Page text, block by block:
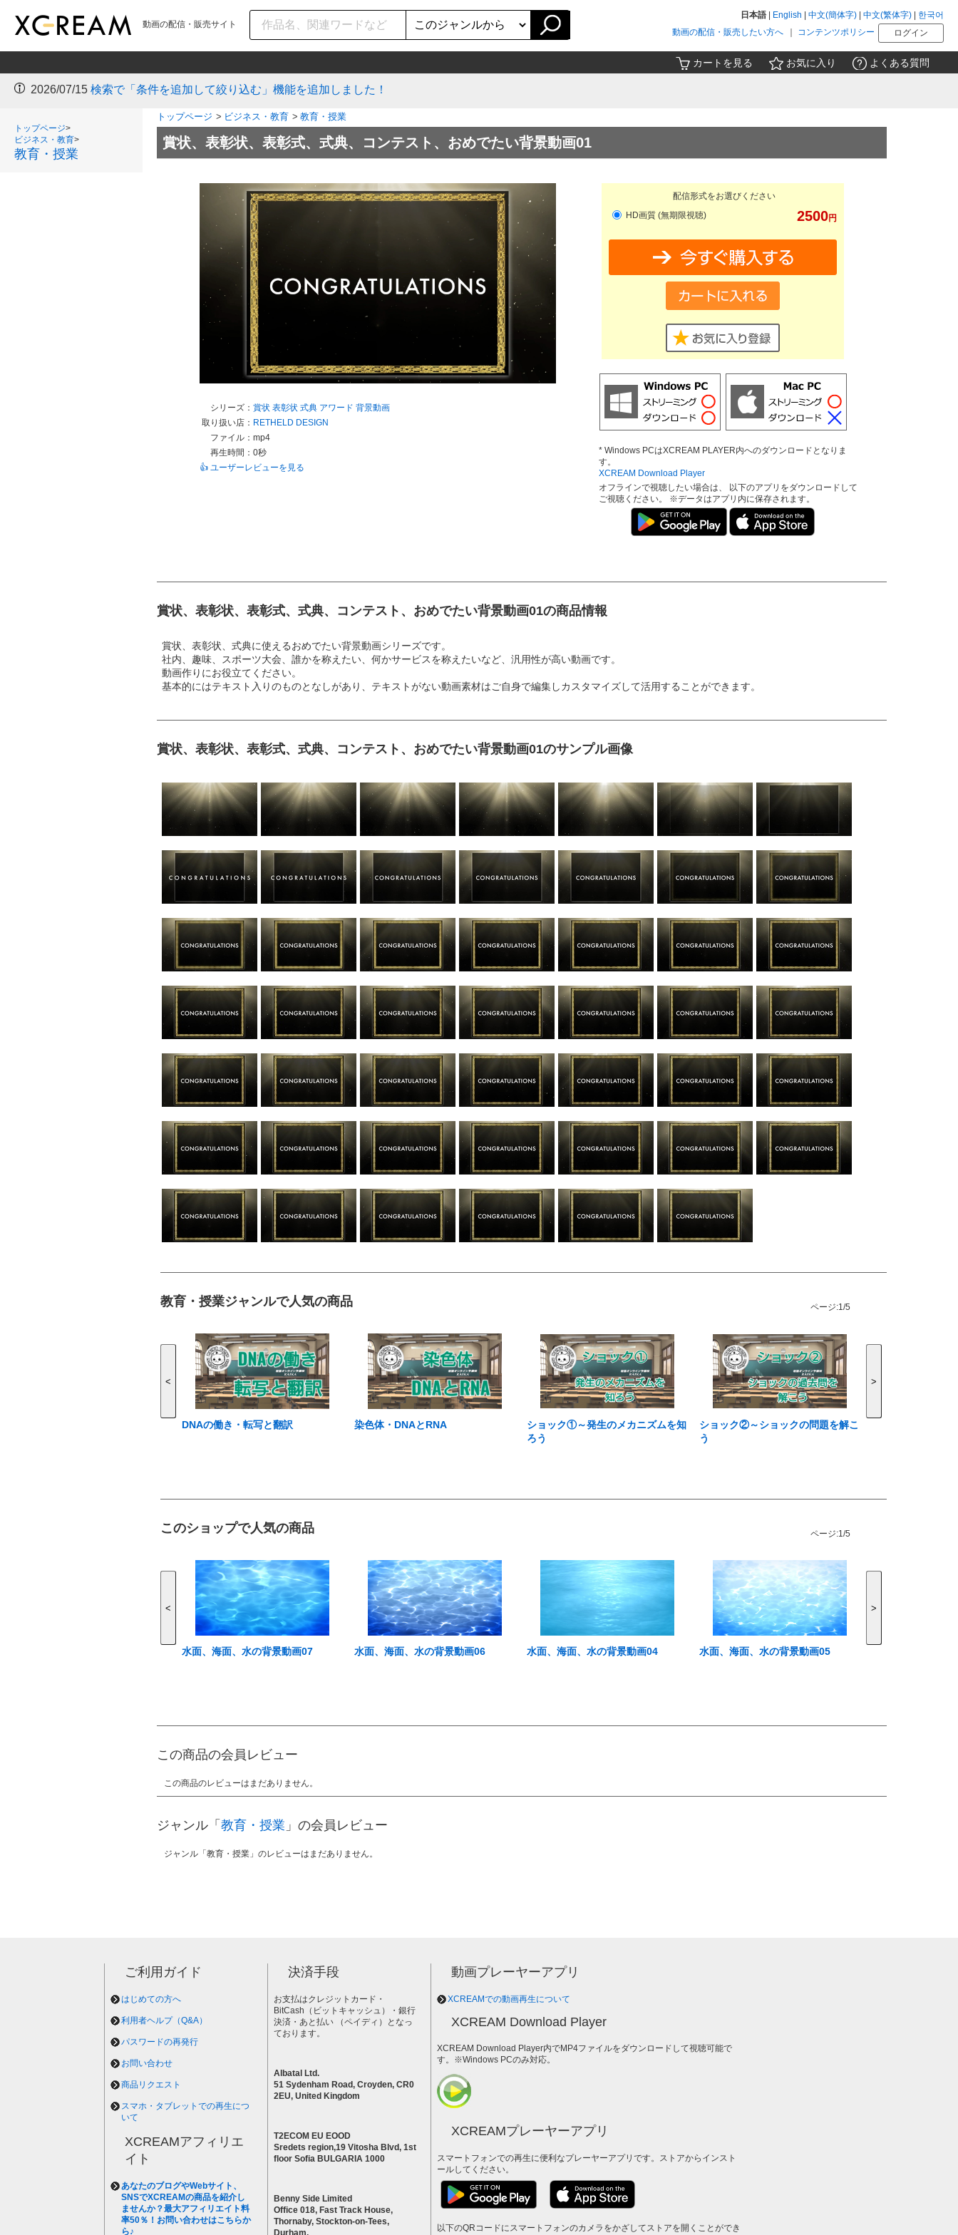
日本語 English 中文(簡体字) 中文(繁体字)
한국어
動画の配信・販売サイト
ログイン
コンテンツポリシー
動画の配信・販売したい方へ
カートを見る お気に入り よくある質問
2026/07/15 検索で「条件を追加して絞り込む」機能を追加しました！
トップページ>
ビジネス・教育>
教育・授業
トップページ > ビジネス・教育 > 教育・授業
賞状、表彰状、表彰式、式典、コンテスト、おめでたい背景動画01
シリーズ： 賞状 表彰状 式典 アワード 背景動画
取り扱い店： RETHELD DESIGN
ファイル： mp4
再生時間： 0秒
👍 ユーザーレビューを見る
配信形式をお選びください
2500円
HD画質 (無期限視聴)
* Windows PCはXCREAM PLAYER内へのダウンロードとなりま
す。
XCREAM Download Player
オフラインで視聴したい場合は、 以下のアプリをダウンロードして
ご視聴ください。 ※データはアプリ内に保存されます。
賞状、表彰状、表彰式、式典、コンテスト、おめでたい背景動画01の商品情報
賞状、表彰状、式典に使えるおめでたい背景動画シリーズです。
社内、趣味、スポーツ大会、誰かを称えたい、何かサービスを称えたいなど、汎用性が高い動画です。
動画作りにお役立てください。
基本的にはテキスト入りのものとなしがあり、テキストがない動画素材はご自身で編集しカスタマイズして活用することができます。
賞状、表彰状、表彰式、式典、コンテスト、おめでたい背景動画01のサンプル画像
教育・授業ジャンルで人気の商品 ページ:1/5
<
DNAの働き・転写と翻訳 染色体・DNAとRNA
ショック①～発生のメカニズムを知
ろう
ショック②～ショックの問題を解こ
う
>
このショップで人気の商品 ページ:1/5
<
水面、海面、水の背景動画07 水面、海面、水の背景動画06 水面、海面、水の背景動画04 水面、海面、水の背景動画05
>
この商品の会員レビュー
この商品のレビューはまだありません。
ジャンル「 教育・授業 」の会員レビュー
ジャンル「教育・授業」のレビューはまだありません。
ご利用ガイド
はじめての方へ
利用者ヘルプ（Q&A）
パスワードの再発行
お問い合わせ
商品リクエスト
スマホ・タブレットでの再生につ
いて
XCREAMアフィリエ
イト
あなたのブログやWebサイト、
SNSでXCREAMの商品を紹介し
ませんか？最大アフィリエイト料
率50％！お問い合わせはこちらか
ら♪
決済手段
お支払はクレジットカード・
BitCash（ビットキャッシュ）・銀行
決済・あと払い （ペイディ）となっ
ております。
Albatal Ltd.
51 Sydenham Road, Croyden, CR0
2EU, United Kingdom
T2ECOM EU EOOD
Sredets region,19 Vitosha Blvd, 1st
floor Sofia BULGARIA 1000
Benny Side Limited
Office 018, Fast Track House,
Thornaby, Stockton-on-Tees,
Durham,
動画プレーヤーアプリ
XCREAMでの動画再生について
XCREAM Download Player
XCREAM Download Player内でMP4ファイルをダウンロードして視聴可能で
す。※Windows PCのみ対応。
XCREAMプレーヤーアプリ
スマートフォンでの再生に便利なプレーヤーアプリです。ストアからインスト
ールしてください。
以下のQRコードにスマートフォンのカメラをかざしてストアを開くことができ